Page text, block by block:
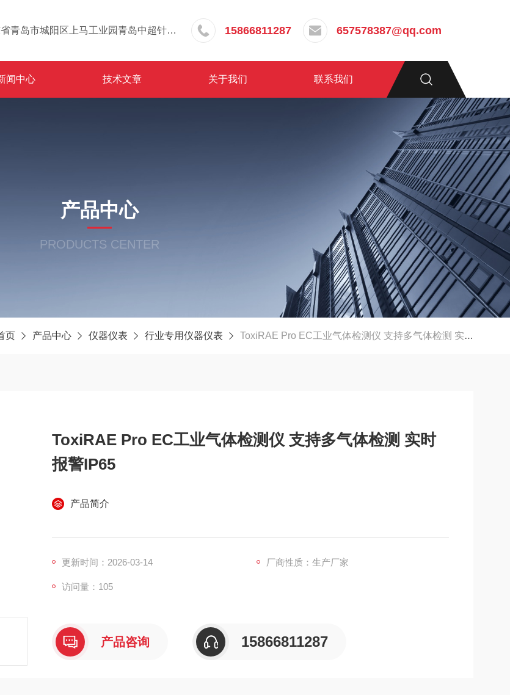
山东省青岛市城阳区上马工业园青岛中超针织有限公司院内东办公楼三层 15866811287 657578387@qq.com
闻中心 技术文章 关于我们 联系我们
产品中心
PRODUCTS CENTER
页 产品中心 仪器仪表 行业专用仪器仪表 ToxiRAE Pro EC工业气体检测仪 支持多气体检测 实时报警IP65
ToxiRAE Pro EC工业气体检测仪 支持多气体检测 实时
报警IP65
产品简介
更新时间：2026-03-14 厂商性质：生产厂家
访问量：105
产品咨询 15866811287